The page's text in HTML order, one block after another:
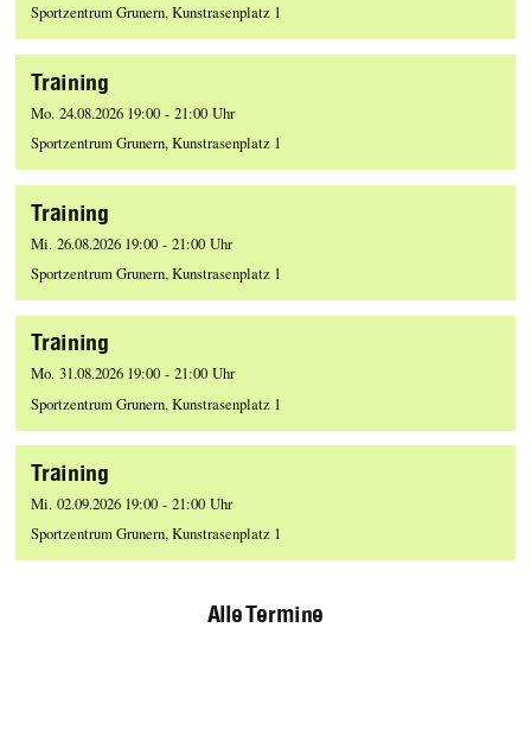
Sportzentrum Grunern, Kunstrasenplatz 1
Training
Mo. 24.08.2026 19:00 - 21:00 Uhr
Sportzentrum Grunern, Kunstrasenplatz 1
Training
Mi. 26.08.2026 19:00 - 21:00 Uhr
Sportzentrum Grunern, Kunstrasenplatz 1
Training
Mo. 31.08.2026 19:00 - 21:00 Uhr
Sportzentrum Grunern, Kunstrasenplatz 1
Training
Mi. 02.09.2026 19:00 - 21:00 Uhr
Sportzentrum Grunern, Kunstrasenplatz 1
Alle Termine